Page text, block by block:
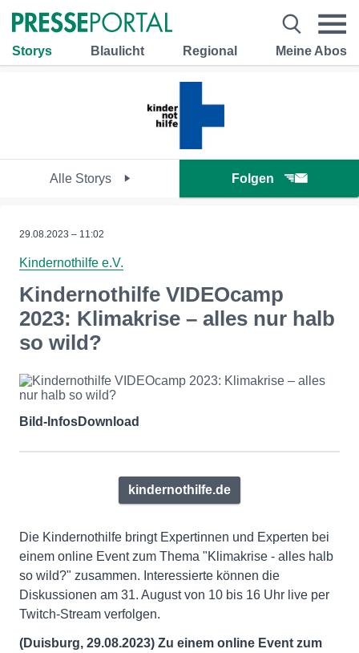
Storys Blaulicht Regional Meine Abos
Alle Storys Folgen
29.08.2023 – 11:02
Kindernothilfe e.V.
Kindernothilfe VIDEOcamp
2023: Klimakrise – alles nur halb
so wild?
Bild-InfosDownload
kindernothilfe.de
Die Kindernothilfe bringt Expertinnen und Experten bei
einem online Event zum Thema "Klimakrise - alles halb
so wild?" zusammen. Interessierte können die
Diskussionen am 31. August von 10 bis 16 Uhr live per
Twitch-Stream verfolgen.
(Duisburg, 29.08.2023) Zu einem online Event zum